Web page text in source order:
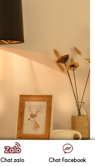
Chat zalo Chat Facebook